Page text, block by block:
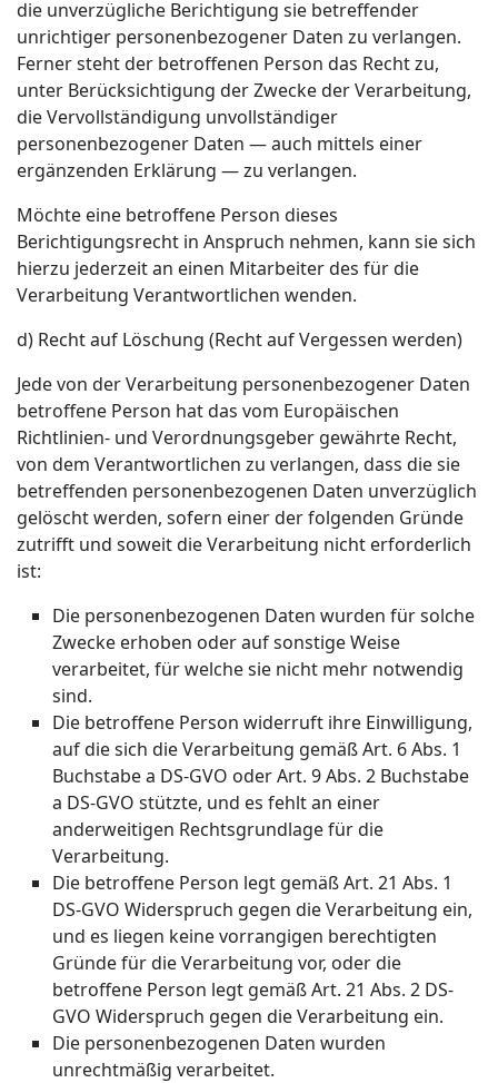
die unverzügliche Berichtigung sie betreffender
unrichtiger personenbezogener Daten zu verlangen.
Ferner steht der betroffenen Person das Recht zu,
unter Berücksichtigung der Zwecke der Verarbeitung,
die Vervollständigung unvollständiger
personenbezogener Daten — auch mittels einer
ergänzenden Erklärung — zu verlangen.
Möchte eine betroffene Person dieses
Berichtigungsrecht in Anspruch nehmen, kann sie sich
hierzu jederzeit an einen Mitarbeiter des für die
Verarbeitung Verantwortlichen wenden.
d) Recht auf Löschung (Recht auf Vergessen werden)
Jede von der Verarbeitung personenbezogener Daten
betroffene Person hat das vom Europäischen
Richtlinien- und Verordnungsgeber gewährte Recht,
von dem Verantwortlichen zu verlangen, dass die sie
betreffenden personenbezogenen Daten unverzüglich
gelöscht werden, sofern einer der folgenden Gründe
zutrifft und soweit die Verarbeitung nicht erforderlich
ist:
Die personenbezogenen Daten wurden für solche
Zwecke erhoben oder auf sonstige Weise
verarbeitet, für welche sie nicht mehr notwendig
sind.
Die betroffene Person widerruft ihre Einwilligung,
auf die sich die Verarbeitung gemäß Art. 6 Abs. 1
Buchstabe a DS-GVO oder Art. 9 Abs. 2 Buchstabe
a DS-GVO stützte, und es fehlt an einer
anderweitigen Rechtsgrundlage für die
Verarbeitung.
Die betroffene Person legt gemäß Art. 21 Abs. 1
DS-GVO Widerspruch gegen die Verarbeitung ein,
und es liegen keine vorrangigen berechtigten
Gründe für die Verarbeitung vor, oder die
betroffene Person legt gemäß Art. 21 Abs. 2 DS-
GVO Widerspruch gegen die Verarbeitung ein.
Die personenbezogenen Daten wurden
unrechtmäßig verarbeitet.